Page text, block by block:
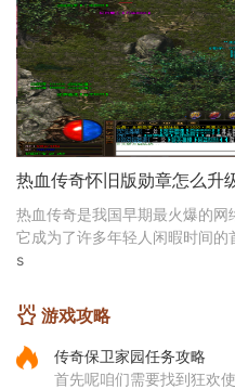
丢弃功能。装备锁定是游
热血传奇怀旧版勋章怎么升
热血传奇是我国早期最火爆的网
它成为了许多年轻人闲暇时间
迎程度极高的原因，现在热血传
s
游戏攻略
传奇保卫家园任务攻略
首先呢咱们需要找到狂欢